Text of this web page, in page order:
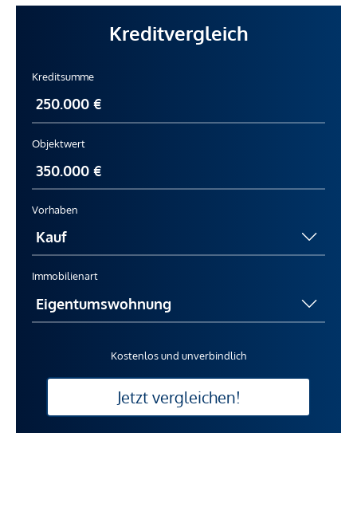
Kreditvergleich
Kreditsumme
Objektwert
Vorhaben
Immobilienart
Kostenlos und unverbindlich
Jetzt vergleichen!